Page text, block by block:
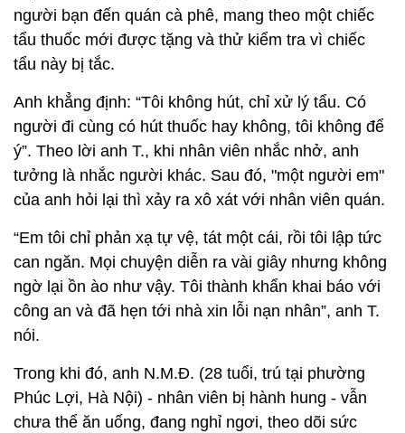
người bạn đến quán cà phê, mang theo một chiếc
tẩu thuốc mới được tặng và thử kiểm tra vì chiếc
tẩu này bị tắc.
Anh khẳng định: “Tôi không hút, chỉ xử lý tẩu. Có
người đi cùng có hút thuốc hay không, tôi không để
ý”. Theo lời anh T., khi nhân viên nhắc nhở, anh
tưởng là nhắc người khác. Sau đó, "một người em"
của anh hỏi lại thì xảy ra xô xát với nhân viên quán.
“Em tôi chỉ phản xạ tự vệ, tát một cái, rồi tôi lập tức
can ngăn. Mọi chuyện diễn ra vài giây nhưng không
ngờ lại ồn ào như vậy. Tôi thành khẩn khai báo với
công an và đã hẹn tới nhà xin lỗi nạn nhân”, anh T.
nói.
Trong khi đó, anh N.M.Đ. (28 tuổi, trú tại phường
Phúc Lợi, Hà Nội) - nhân viên bị hành hung - vẫn
chưa thể ăn uống, đang nghỉ ngơi, theo dõi sức